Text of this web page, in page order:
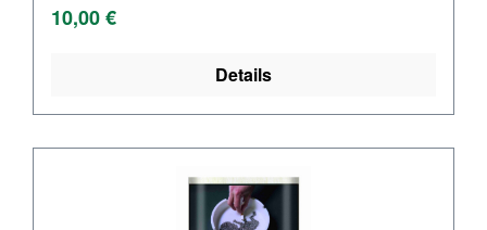
Regulärer Preis:
10,00 €
Details